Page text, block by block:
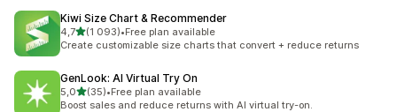
Kiwi Size Chart & Recommender
4,7av 5 stjerner
(1 093)
Totalt 1093 omtaler
•Free plan available
Create customizable size charts that convert + reduce returns
GenLook: AI Virtual Try On
5,0av 5 stjerner
(35)
Totalt 35 omtaler
•Free plan available
Boost sales and reduce returns with AI virtual try-on.